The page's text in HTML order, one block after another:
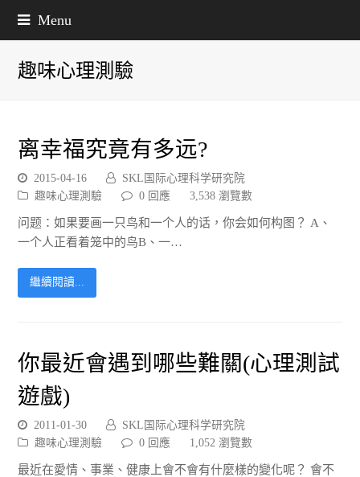
Menu
趣味心理測驗
离幸福究竟有多远?
2015-04-16
SKL国际心理科学研究院
趣味心理測驗
0 回應 3,538 瀏覽數
问题：如果要画一只鸟和一个人的话，你会如何构图？ A、
一个人正看着笼中的鸟B、一…
繼續閱讀...
你最近會遇到哪些難關(心理測試
遊戲)
2011-01-30
SKL国际心理科学研究院
趣味心理測驗
0 回應 1,052 瀏覽數
最近在愛情、事業、健康上會不會有什麼樣的變化呢？ 會不